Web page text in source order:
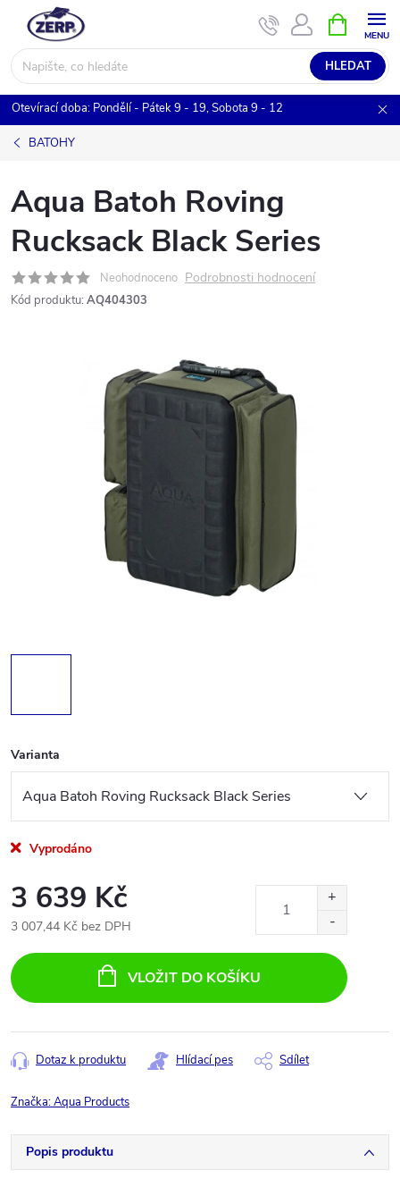
obsah
HLEDAT
NÁKUPNÍ
KOŠÍK
Otevírací doba: Pondělí - Pátek 9 - 19, Sobota 9 - 12
BATOHY
Aqua Batoh Roving
Rucksack Black Series
Neohodnoceno Podrobnosti hodnocení
Kód produktu: AQ404303
Varianta
Vyprodáno
3 639 Kč
3 007,44 Kč bez DPH
cena:
VLOŽIT DO KOŠÍKU
Dotaz k produktu Hlídací pes Sdílet
Značka:Aqua Products
Popis produktu